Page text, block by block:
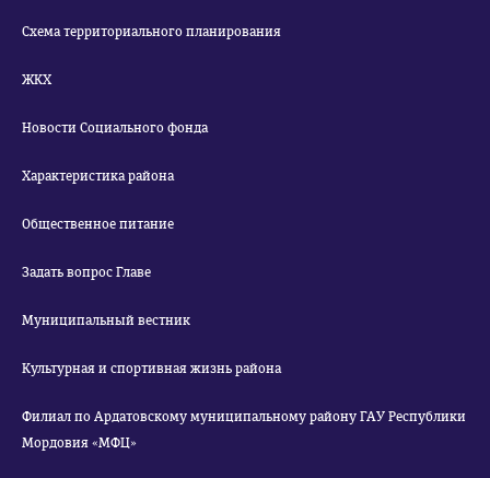
Схема территориального планирования
ЖКХ
Новости Социального фонда
Характеристика района
Общественное питание
Задать вопрос Главе
Муниципальный вестник
Культурная и спортивная жизнь района
Филиал по Ардатовскому муниципальному району ГАУ Республики
Мордовия «МФЦ»